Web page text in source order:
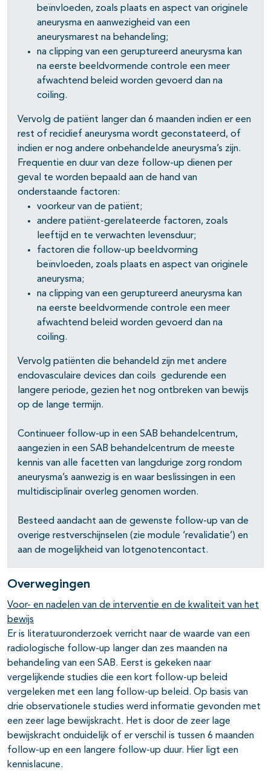
beïnvloeden, zoals plaats en aspect van originele
aneurysma en aanwezigheid van een
aneurysmarest na behandeling;
na clipping van een geruptureerd aneurysma kan
na eerste beeldvormende controle een meer
afwachtend beleid worden gevoerd dan na
coiling.
Vervolg de patiënt langer dan 6 maanden indien er een
rest of recidief aneurysma wordt geconstateerd, of
indien er nog andere onbehandelde aneurysma’s zijn.
Frequentie en duur van deze follow-up dienen per
geval te worden bepaald aan de hand van
onderstaande factoren:
voorkeur van de patiënt;
andere patiënt-gerelateerde factoren, zoals
leeftijd en te verwachten levensduur;
factoren die follow-up beeldvorming
beïnvloeden, zoals plaats en aspect van originele
aneurysma;
na clipping van een geruptureerd aneurysma kan
na eerste beeldvormende controle een meer
afwachtend beleid worden gevoerd dan na
coiling.
Vervolg patiënten die behandeld zijn met andere
endovasculaire devices dan coils gedurende een
langere periode, gezien het nog ontbreken van bewijs
op de lange termijn.
Continueer follow-up in een SAB behandelcentrum,
aangezien in een SAB behandelcentrum de meeste
kennis van alle facetten van langdurige zorg rondom
aneurysma’s aanwezig is en waar beslissingen in een
multidisciplinair overleg genomen worden.
Besteed aandacht aan de gewenste follow-up van de
overige restverschijnselen (zie module ‘revalidatie’) en
aan de mogelijkheid van lotgenotencontact.
Overwegingen
Voor- en nadelen van de interventie en de kwaliteit van het
bewijs
Er is literatuuronderzoek verricht naar de waarde van een
radiologische follow-up langer dan zes maanden na
behandeling van een SAB. Eerst is gekeken naar
vergelijkende studies die een kort follow-up beleid
vergeleken met een lang follow-up beleid. Op basis van
drie observationele studies werd informatie gevonden met
een zeer lage bewijskracht. Het is door de zeer lage
bewijskracht onduidelijk of er verschil is tussen 6 maanden
follow-up en een langere follow-up duur. Hier ligt een
kennislacune.